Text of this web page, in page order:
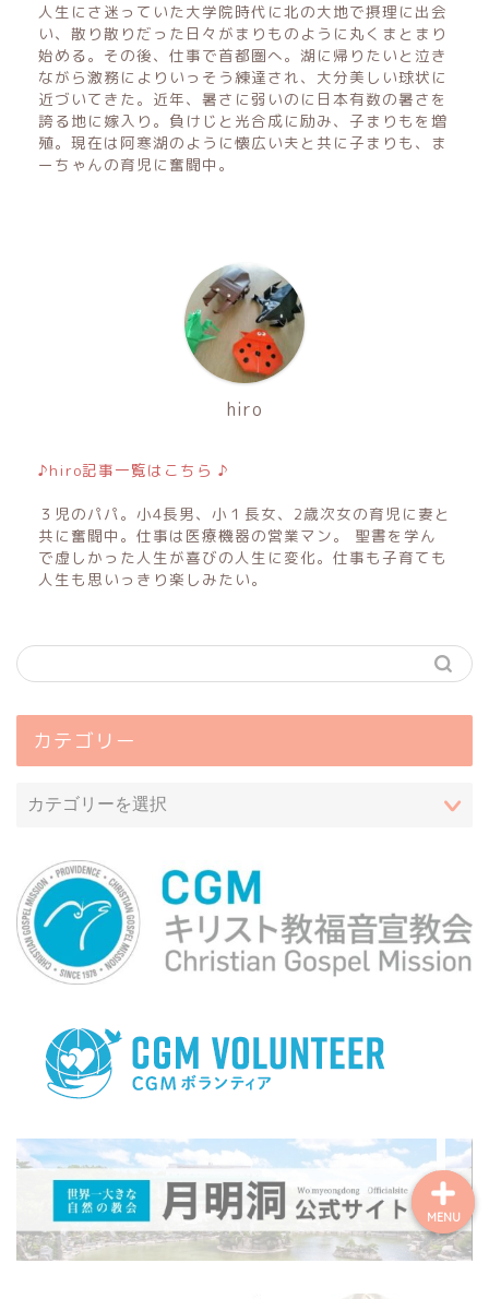
人生にさ迷っていた大学院時代に北の大地で摂理に出会
い、散り散りだった日々がまりものように丸くまとまり
始める。その後、仕事で首都圏へ。湖に帰りたいと泣き
ながら激務によりいっそう練達され、大分美しい球状に
近づいてきた。近年、暑さに弱いのに日本有数の暑さを
誇る地に嫁入り。負けじと光合成に励み、子まりもを増
殖。現在は阿寒湖のように懐広い夫と共に子まりも、ま
ーちゃんの育児に奮闘中。
hiro
♪hiro記事一覧はこちら ♪
３児のパパ。小4長男、小１長女、2歳次女の育児に妻と
共に奮闘中。仕事は医療機器の営業マン。 聖書を学ん
で虚しかった人生が喜びの人生に変化。仕事も子育ても
人生も思いっきり楽しみたい。
カテゴリー
MENU
profile
お問い合わせフォーム